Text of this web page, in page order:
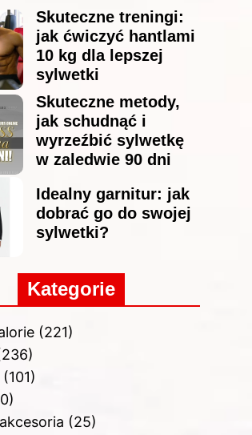
Skuteczne treningi:
jak ćwiczyć hantlami
10 kg dla lepszej
sylwetki
Skuteczne metody,
jak schudnąć i
wyrzeźbić sylwetkę
w zaledwie 90 dni
Idealny garnitur: jak
dobrać go do swojej
sylwetki?
Kategorie
(221)
(101)
(25)